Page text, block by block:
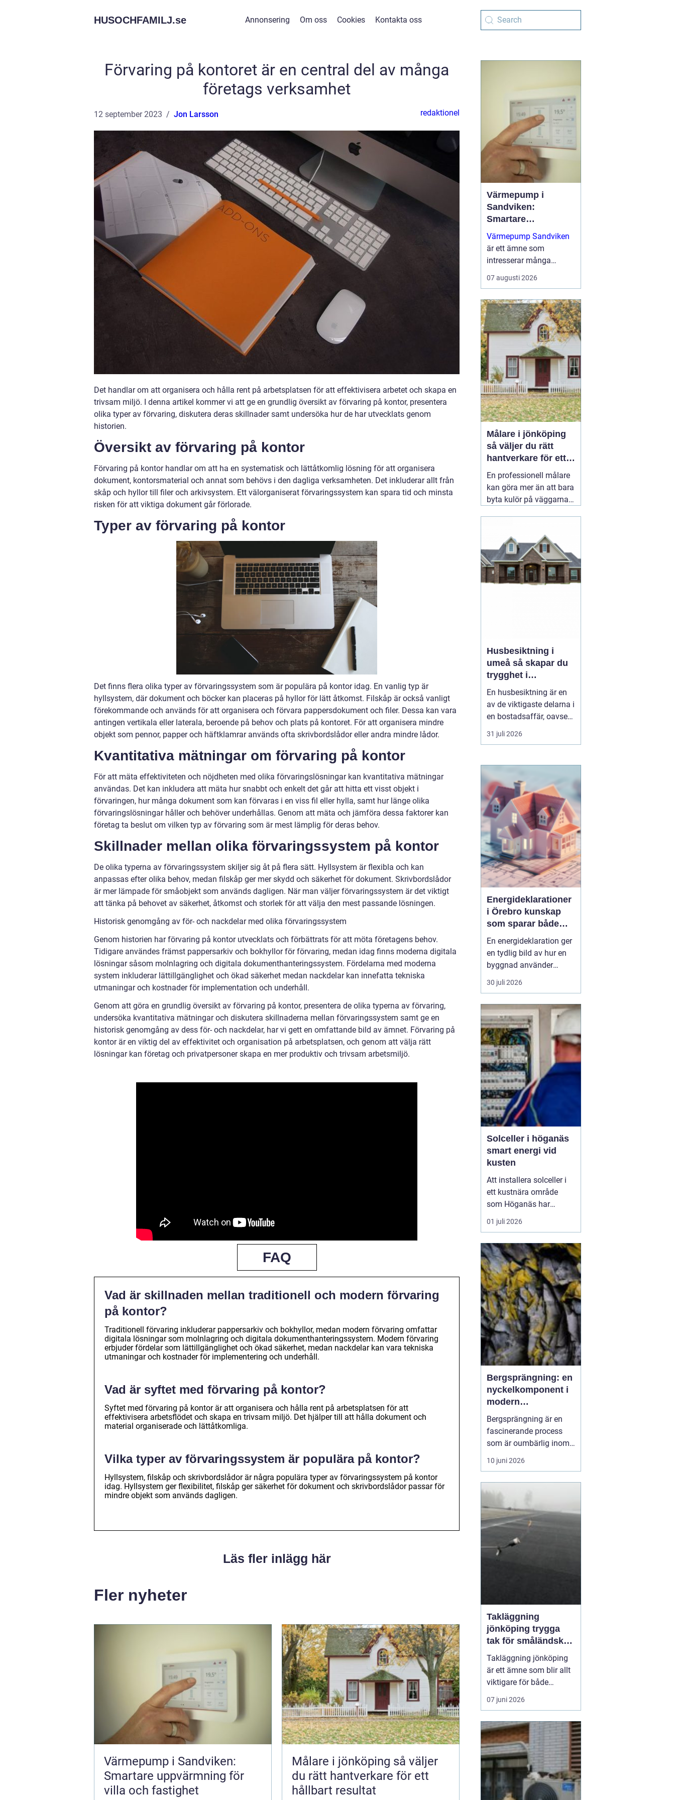
HUSOCHFAMILJ.se Annonsering Om oss Cookies Kontakta oss
Förvaring på kontoret är en central del av många
företags verksamhet
12 september 2023 Jon Larsson redaktionel
Det handlar om att organisera och hålla rent på arbetsplatsen för att effektivisera arbetet och skapa en
trivsam miljö. I denna artikel kommer vi att ge en grundlig översikt av förvaring på kontor, presentera
olika typer av förvaring, diskutera deras skillnader samt undersöka hur de har utvecklats genom
historien.
Översikt av förvaring på kontor
Förvaring på kontor handlar om att ha en systematisk och lättåtkomlig lösning för att organisera
dokument, kontorsmaterial och annat som behövs i den dagliga verksamheten. Det inkluderar allt från
skåp och hyllor till filer och arkivsystem. Ett välorganiserat förvaringssystem kan spara tid och minsta
risken för att viktiga dokument går förlorade.
Typer av förvaring på kontor
Det finns flera olika typer av förvaringssystem som är populära på kontor idag. En vanlig typ är
hyllsystem, där dokument och böcker kan placeras på hyllor för lätt åtkomst. Filskåp är också vanligt
förekommande och används för att organisera och förvara pappersdokument och filer. Dessa kan vara
antingen vertikala eller laterala, beroende på behov och plats på kontoret. För att organisera mindre
objekt som pennor, papper och häftklamrar används ofta skrivbordslådor eller andra mindre lådor.
Kvantitativa mätningar om förvaring på kontor
För att mäta effektiviteten och nöjdheten med olika förvaringslösningar kan kvantitativa mätningar
användas. Det kan inkludera att mäta hur snabbt och enkelt det går att hitta ett visst objekt i
förvaringen, hur många dokument som kan förvaras i en viss fil eller hylla, samt hur länge olika
förvaringslösningar håller och behöver underhållas. Genom att mäta och jämföra dessa faktorer kan
företag ta beslut om vilken typ av förvaring som är mest lämplig för deras behov.
Skillnader mellan olika förvaringssystem på kontor
De olika typerna av förvaringssystem skiljer sig åt på flera sätt. Hyllsystem är flexibla och kan
anpassas efter olika behov, medan filskåp ger mer skydd och säkerhet för dokument. Skrivbordslådor
är mer lämpade för småobjekt som används dagligen. När man väljer förvaringssystem är det viktigt
att tänka på behovet av säkerhet, åtkomst och storlek för att välja den mest passande lösningen.
Historisk genomgång av för- och nackdelar med olika förvaringssystem
Genom historien har förvaring på kontor utvecklats och förbättrats för att möta företagens behov.
Tidigare användes främst pappersarkiv och bokhyllor för förvaring, medan idag finns moderna digitala
lösningar såsom molnlagring och digitala dokumenthanteringssystem. Fördelarna med moderna
system inkluderar lättillgänglighet och ökad säkerhet medan nackdelar kan innefatta tekniska
utmaningar och kostnader för implementation och underhåll.
Genom att göra en grundlig översikt av förvaring på kontor, presentera de olika typerna av förvaring,
undersöka kvantitativa mätningar och diskutera skillnaderna mellan förvaringssystem samt ge en
historisk genomgång av dess för- och nackdelar, har vi gett en omfattande bild av ämnet. Förvaring på
kontor är en viktig del av effektivitet och organisation på arbetsplatsen, och genom att välja rätt
lösningar kan företag och privatpersoner skapa en mer produktiv och trivsam arbetsmiljö.
FAQ
Vad är skillnaden mellan traditionell och modern förvaring
på kontor?
Traditionell förvaring inkluderar pappersarkiv och bokhyllor, medan modern förvaring omfattar
digitala lösningar som molnlagring och digitala dokumenthanteringssystem. Modern förvaring
erbjuder fördelar som lättillgänglighet och ökad säkerhet, medan nackdelar kan vara tekniska
utmaningar och kostnader för implementering och underhåll.
Vad är syftet med förvaring på kontor?
Syftet med förvaring på kontor är att organisera och hålla rent på arbetsplatsen för att
effektivisera arbetsflödet och skapa en trivsam miljö. Det hjälper till att hålla dokument och
material organiserade och lättåtkomliga.
Vilka typer av förvaringssystem är populära på kontor?
Hyllsystem, filskåp och skrivbordslådor är några populära typer av förvaringssystem på kontor
idag. Hyllsystem ger flexibilitet, filskåp ger säkerhet för dokument och skrivbordslådor passar för
mindre objekt som används dagligen.
Läs fler inlägg här
Fler nyheter
Värmepump i Sandviken:
Smartare uppvärmning för
villa och fastighet
Målare i jönköping så väljer
du rätt hantverkare för ett
hållbart resultat
Värmepump i
Sandviken:
Smartare
uppvärmning för
villa och fastighet
Värmepump Sandviken
är ett ämne som
intresserar många
villaägare och
fastighetsägare som vill
uppvärmningskostnader
och få ett ...
07 augusti 2026
Målare i jönköping
så väljer du rätt
hantverkare för ett
hållbart resultat
En professionell målare
kan göra mer än att bara
byta kulör på väggarna.
slitage och fukt, lyfter
helhetsintrycket och kan
till och med höja värdet
på bostaden. När någon
letar efter01 augusti
Husbesiktning i
umeå så skapar du
trygghet i
bostadsaffären
En husbesiktning är en
av de viktigaste delarna i
en bostadsaffär, oavsett
om du köper eller säljer.
För den som bor i eller
inte bara om att följa
lagen och uppfylla
undersökningsplikten.
Det handlar lika mycket
om att förstå ...
31 juli 2026
Energideklarationer
i Örebro kunskap
som sparar både
energi och pengar
En energideklaration ger
en tydlig bild av hur en
byggnad använder
energi. Den visar hur
mycket energi som går
varmvatten och
fastighetsel, och vilka
åtgärder som kan göra
huset mer effektivt. I
Örebro, där klimatet
ställer krav ...
30 juli 2026
Solceller i höganäs
smart energi vid
kusten
Att installera solceller i
ett kustnära område
som Höganäs har
många fördelar. Du får
lägre elkostnader,
klimatpåverkan och gör
din fastighet mer
attraktiv. Samtidigt finns
det lokala
förutsättningar att ta
hänsyn till: vind, salt luft,
t...
01 juli 2026
Bergsprängning: en
nyckelkomponent i
modern
konstruktion
Bergsprängning är en
fascinerande process
som är oumbärlig inom
bygg- och
anläggningsindustrin.
kombination av teknik
bergstruktur, gör
bergsprängning det
möjligt att forma
landskap ...
10 juni 2026
Takläggning
jönköping trygga
tak för småländskt
väder
Takläggning jönköping
är ett ämne som blir allt
viktigare för både
villaägare och
fastighetsägare i
växlande regn, snö, is
och starka vindar ställer
höga krav på takets
konstruktion, materialval
och utförande. Ett
genomtänkt ta...
07 juni 2026